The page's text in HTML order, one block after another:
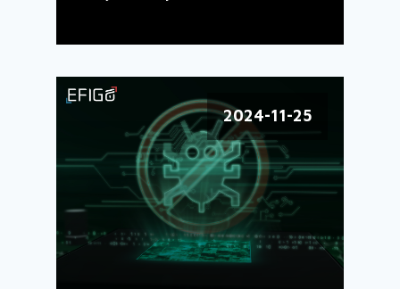
2024-11-25